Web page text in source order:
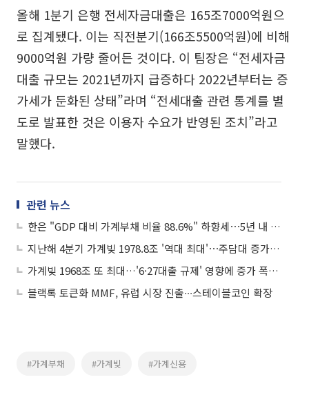
올해 1분기 은행 전세자금대출은 165조7000억원으
로 집계됐다. 이는 직전분기(166조5500억원)에 비해
9000억원 가량 줄어든 것이다. 이 팀장은 “전세자금
대출 규모는 2021년까지 급증하다 2022년부터는 증
가세가 둔화된 상태”라며 “전세대출 관련 통계를 별
도로 발표한 것은 이용자 수요가 반영된 조치”라고
말했다.
관련 뉴스
한은 "GDP 대비 가계부채 비율 88.6%" 하향세⋯5년 내 80% 도달할까
지난해 4분기 가계빚 1978.8조 '역대 최대'⋯주담대 증가폭은 둔화
가계빚 1968조 또 최대…'6·27대출 규제' 영향에 증가 폭은 감소
블랙록 토큰화 MMF, 유럽 시장 진출∙∙∙스테이블코인 확장
#가계부채 #가계빚 #가계신용